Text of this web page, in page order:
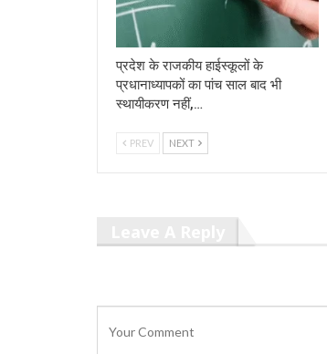
प्रदेश के राजकीय हाईस्कूलों के
प्रधानाध्यापकों का पांच साल बाद भी
स्थायीकरण नहीं,…
PREV NEXT